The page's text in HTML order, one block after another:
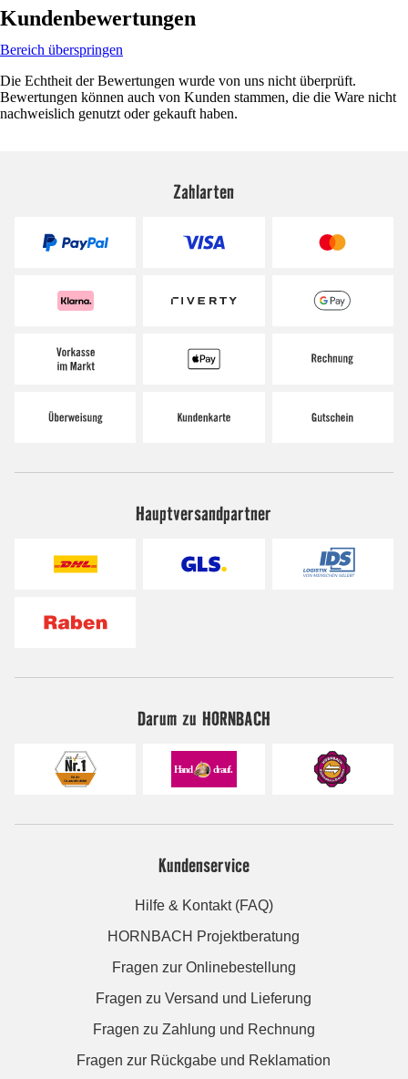
Kundenbewertungen
Bereich überspringen
Die Echtheit der Bewertungen wurde von uns nicht überprüft.
Bewertungen können auch von Kunden stammen, die die Ware nicht
nachweislich genutzt oder gekauft haben.
Zahlarten
Hauptversandpartner
Darum zu HORNBACH
Kundenservice
Hilfe & Kontakt (FAQ)
HORNBACH Projektberatung
Fragen zur Onlinebestellung
Fragen zu Versand und Lieferung
Fragen zu Zahlung und Rechnung
Fragen zur Rückgabe und Reklamation